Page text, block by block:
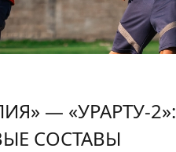
— «УРАРТУ-2»:
СОСТАВЫ